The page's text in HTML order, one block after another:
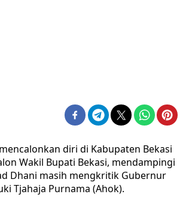
mencalonkan diri di Kabupaten Bekasi
Wakil Bupati Bekasi, mendampingi
Dhani masih mengkritik Gubernur
Tjahaja Purnama (Ahok).